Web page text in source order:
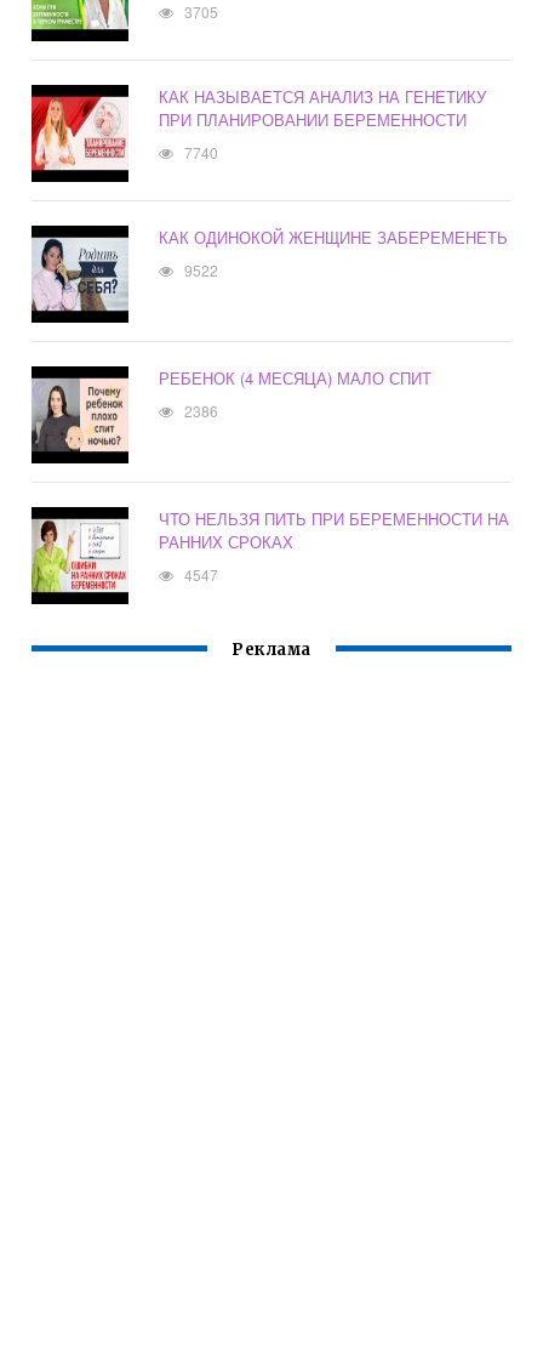
3705
КАК НАЗЫВАЕТСЯ АНАЛИЗ НА ГЕНЕТИКУ
ПРИ ПЛАНИРОВАНИИ БЕРЕМЕННОСТИ
7740
КАК ОДИНОКОЙ ЖЕНЩИНЕ ЗАБЕРЕМЕНЕТЬ
9522
РЕБЕНОК (4 МЕСЯЦА) МАЛО СПИТ
2386
ЧТО НЕЛЬЗЯ ПИТЬ ПРИ БЕРЕМЕННОСТИ НА
РАННИХ СРОКАХ
4547
Реклама